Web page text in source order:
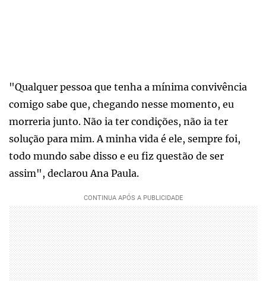
"Qualquer pessoa que tenha a mínima convivência
comigo sabe que, chegando nesse momento, eu
morreria junto. Não ia ter condições, não ia ter
solução para mim. A minha vida é ele, sempre foi,
todo mundo sabe disso e eu fiz questão de ser
assim", declarou Ana Paula.